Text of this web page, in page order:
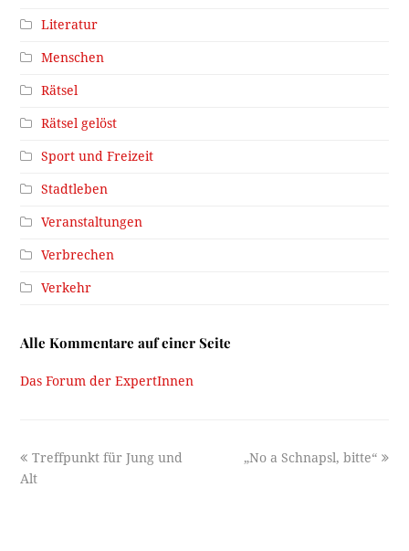
Literatur
Menschen
Rätsel
Rätsel gelöst
Sport und Freizeit
Stadtleben
Veranstaltungen
Verbrechen
Verkehr
Alle Kommentare auf einer Seite
Das Forum der ExpertInnen
previous
post:
Treffpunkt für Jung und
Alt
next
„No a Schnapsl, bitte“